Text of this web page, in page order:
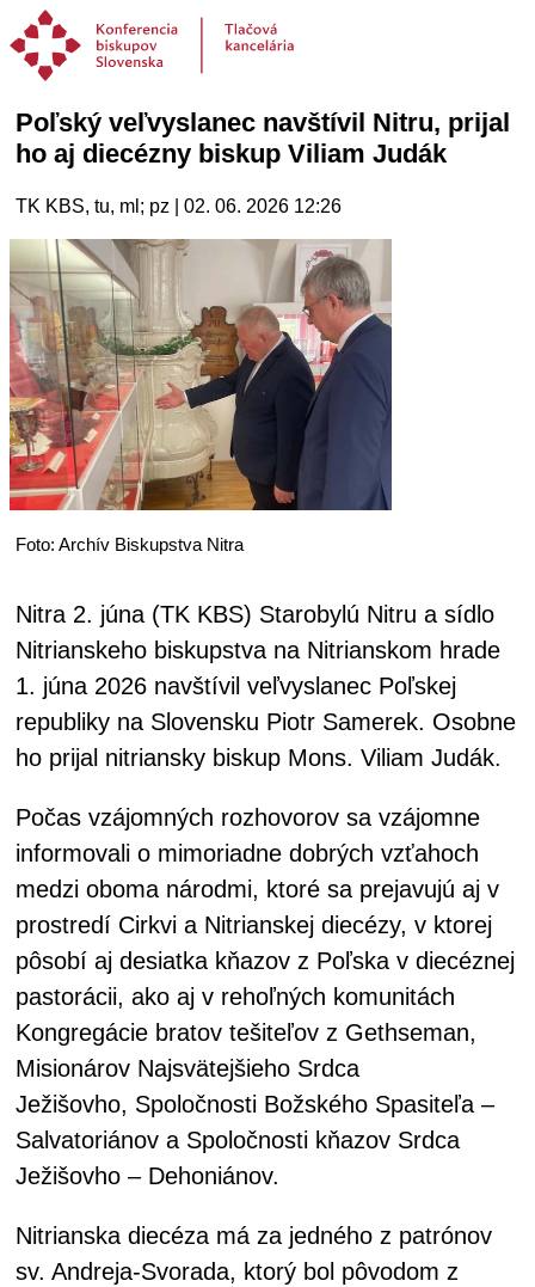
Poľský veľvyslanec navštívil Nitru, prijal
ho aj diecézny biskup Viliam Judák
TK KBS, tu, ml; pz | 02. 06. 2026 12:26
Foto: Archív Biskupstva Nitra
Nitra 2. júna (TK KBS) Starobylú Nitru a sídlo
Nitrianskeho biskupstva na Nitrianskom hrade
1. júna 2026 navštívil veľvyslanec Poľskej
republiky na Slovensku Piotr Samerek. Osobne
ho prijal nitriansky biskup Mons. Viliam Judák.
Počas vzájomných rozhovorov sa vzájomne
informovali o mimoriadne dobrých vzťahoch
medzi oboma národmi, ktoré sa prejavujú aj v
prostredí Cirkvi a Nitrianskej diecézy, v ktorej
pôsobí aj desiatka kňazov z Poľska v diecéznej
pastorácii, ako aj v rehoľných komunitách
Kongregácie bratov tešiteľov z Gethseman,
Misionárov Najsvätejšieho Srdca
Ježišovho, Spoločnosti Božského Spasiteľa –
Salvatoriánov a Spoločnosti kňazov Srdca
Ježišovho – Dehoniánov.
Nitrianska diecéza má za jedného z patrónov
sv. Andreja-Svorada, ktorý bol pôvodom z